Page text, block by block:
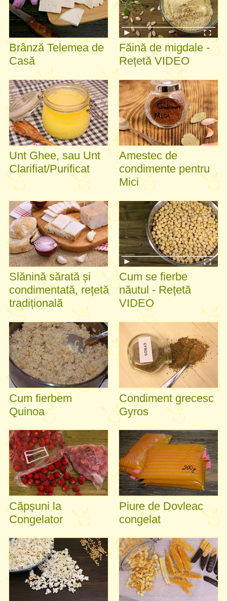
Brânză Telemea de
Casă
Făină de migdale -
Rețetă VIDEO
Unt Ghee, sau Unt
Clarifiat/Purificat
Amestec de
condimente pentru
Mici
Slănină sărată și
condimentată, rețetă
tradițională
Cum se fierbe
năutul - Rețetă
VIDEO
Cum fierbem
Quinoa
Condiment grecesc
Gyros
Căpșuni la
Congelator
Piure de Dovleac
congelat